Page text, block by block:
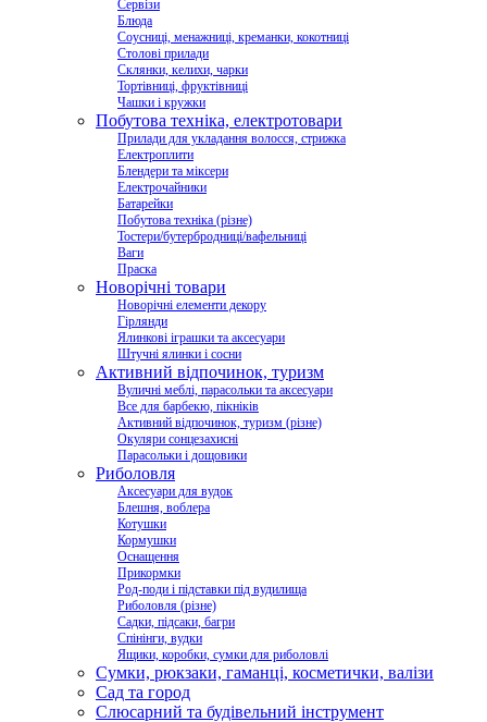
Сервізи
Блюда
Соусниці, менажниці, креманки, кокотниці
Столові прилади
Склянки, келихи, чарки
Тортівниці, фруктівниці
Чашки і кружки
Побутова техніка, електротовари
Прилади для укладання волосся, стрижка
Електроплити
Блендери та міксери
Електрочайники
Батарейки
Побутова техніка (різне)
Тостери/бутербродниці/вафельниці
Ваги
Праска
Новорічні товари
Новорічні елементи декору
Гірлянди
Ялинкові іграшки та аксесуари
Штучні ялинки і сосни
Активний відпочинок, туризм
Вуличні меблі, парасольки та аксесуари
Все для барбекю, пікніків
Активний відпочинок, туризм (різне)
Окуляри сонцезахисні
Парасольки і дощовики
Риболовля
Аксесуари для вудок
Блешня, воблера
Котушки
Кормушки
Оснащення
Прикормки
Род-поди і підставки під вудилища
Риболовля (різне)
Садки, підсаки, багри
Спінінги, вудки
Ящики, коробки, сумки для риболовлі
Сумки, рюкзаки, гаманці, косметички, валізи
Сад та город
Слюсарний та будівельний інструмент